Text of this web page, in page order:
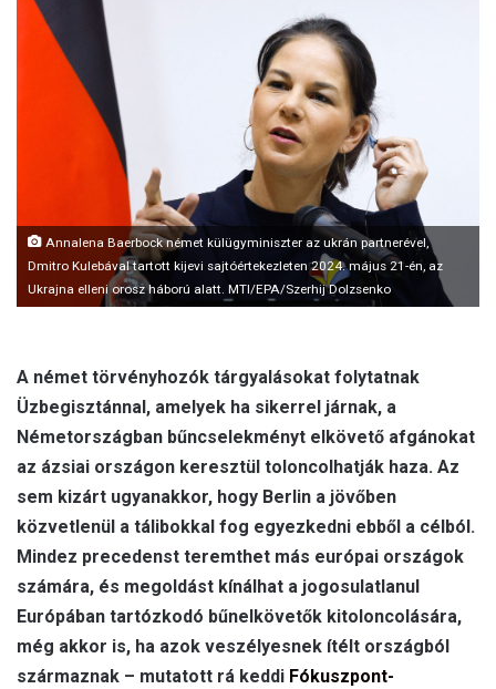
Annalena Baerbock német külügyminiszter az ukrán partnerével,
Dmitro Kulebával tartott kijevi sajtóértekezleten 2024. május 21-én, az
Ukrajna elleni orosz háború alatt. MTI/EPA/Szerhij Dolzsenko
A német törvényhozók tárgyalásokat folytatnak
Üzbegisztánnal, amelyek ha sikerrel járnak, a
Németországban bűncselekményt elkövető afgánokat
az ázsiai országon keresztül toloncolhatják haza. Az
sem kizárt ugyanakkor, hogy Berlin a jövőben
közvetlenül a tálibokkal fog egyezkedni ebből a célból.
Mindez precedenst teremthet más európai országok
számára, és megoldást kínálhat a jogosulatlanul
Európában tartózkodó bűnelkövetők kitoloncolására,
még akkor is, ha azok veszélyesnek ítélt országból
származnak – mutatott rá keddi Fókuszpont-